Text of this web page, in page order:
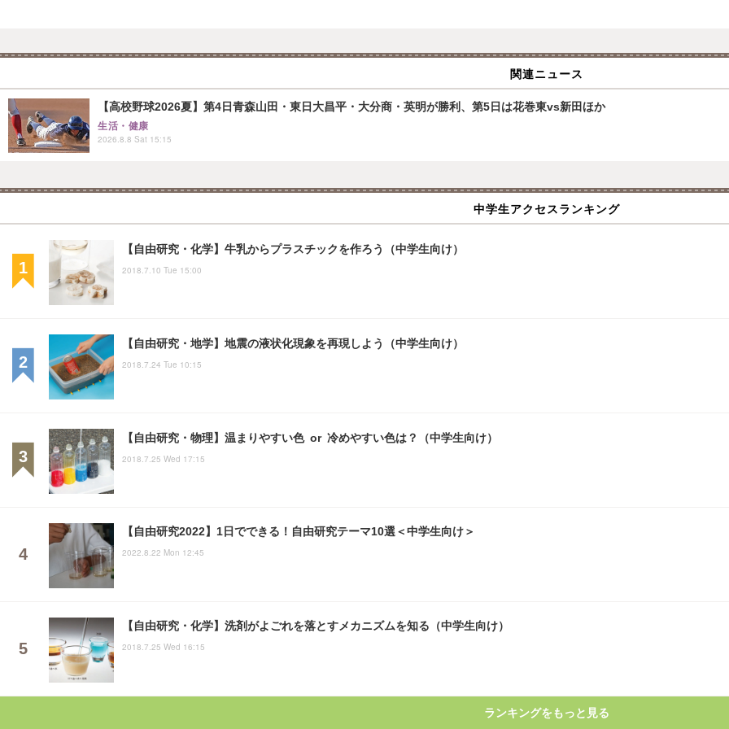
関連ニュース
【高校野球2026夏】第4日青森山田・東日大昌平・大分商・英明が勝利、第5日は花巻東vs新田ほか
生活・健康
2026.8.8 Sat 15:15
中学生アクセスランキング
【自由研究・化学】牛乳からプラスチックを作ろう（中学生向け）
2018.7.10 Tue 15:00
【自由研究・地学】地震の液状化現象を再現しよう（中学生向け）
2018.7.24 Tue 10:15
【自由研究・物理】温まりやすい色 or 冷めやすい色は？（中学生向け）
2018.7.25 Wed 17:15
【自由研究2022】1日でできる！自由研究テーマ10選＜中学生向け＞
2022.8.22 Mon 12:45
【自由研究・化学】洗剤がよごれを落とすメカニズムを知る（中学生向け）
2018.7.25 Wed 16:15
ランキングをもっと見る